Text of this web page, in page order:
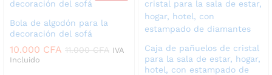
hasta
22.000 CFA
Bola de algodón para la
decoración del sofá
10.000 CFA 11.000CFA IVA
Incluido
Caja de pañuelos de cristal
para la sala de estar, hogar,
hotel, con estampado de